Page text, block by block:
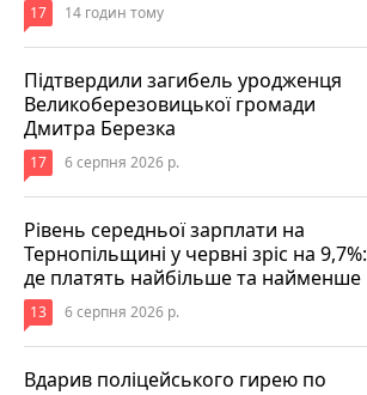
17 14 годин тому
Підтвердили загибель уродженця
Великоберезовицької громади
Дмитра Березка
17 6 серпня 2026 р.
Рівень середньої зарплати на
Тернопільщині у червні зріс на 9,7%:
де платять найбільше та найменше
13 6 серпня 2026 р.
Вдарив поліцейського гирею по